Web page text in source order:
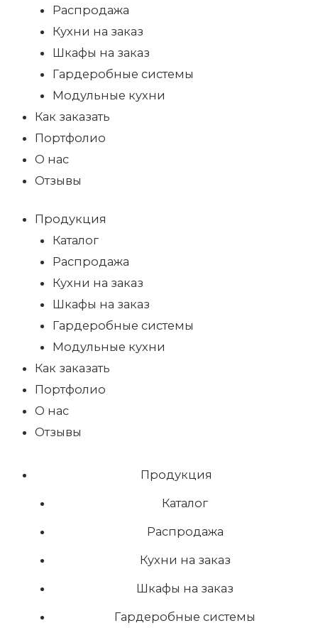
Распродажа
Кухни на заказ
Шкафы на заказ
Гардеробные системы
Модульные кухни
Как заказать
Портфолио
О нас
Отзывы
Продукция
Каталог
Распродажа
Кухни на заказ
Шкафы на заказ
Гардеробные системы
Модульные кухни
Как заказать
Портфолио
О нас
Отзывы
Продукция
Каталог
Распродажа
Кухни на заказ
Шкафы на заказ
Гардеробные системы